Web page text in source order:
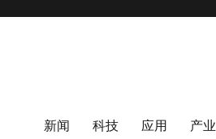
新闻 科技 应用 产业